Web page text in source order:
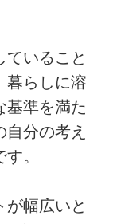
ていること
暮らしに溶
基準を満た
分の考え
。
が幅広いと